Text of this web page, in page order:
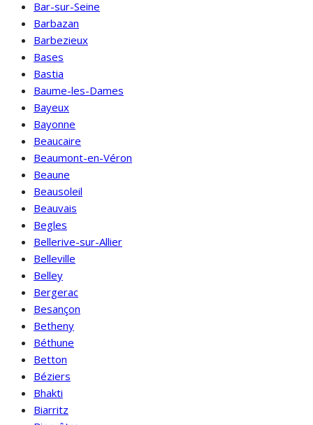
Bar-sur-Seine
Barbazan
Barbezieux
Bases
Bastia
Baume-les-Dames
Bayeux
Bayonne
Beaucaire
Beaumont-en-Véron
Beaune
Beausoleil
Beauvais
Begles
Bellerive-sur-Allier
Belleville
Belley
Bergerac
Besançon
Betheny
Béthune
Betton
Béziers
Bhakti
Biarritz